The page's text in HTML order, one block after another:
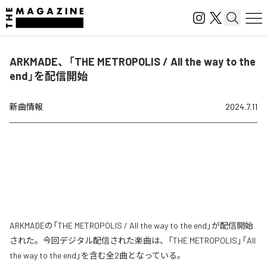
ARKMADE、「THE METROPOLIS / All the way to the
end」を配信開始
新曲情報 2024.7.11
ARKMADEの「THE METROPOLIS / All the way to the end」が配信開始
された。今回デジタル配信された楽曲は、「THE METROPOLIS」「All
the way to the end」を含む全2曲となっている。